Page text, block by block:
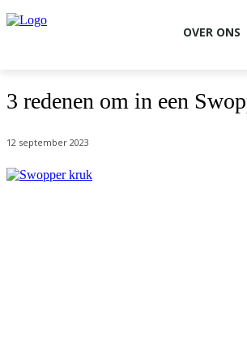
OVER ONS
3 redenen om in een
12 september 2023